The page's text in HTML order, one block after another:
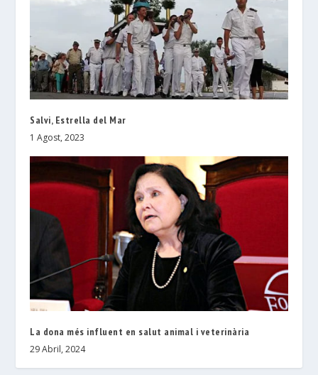
Salvi, Estrella del Mar
1 Agost, 2023
La dona més influent en salut animal i veterinària
29 Abril, 2024